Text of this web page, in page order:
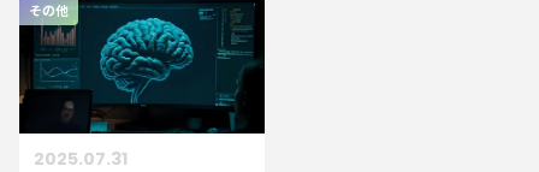
その他
2025.07.31